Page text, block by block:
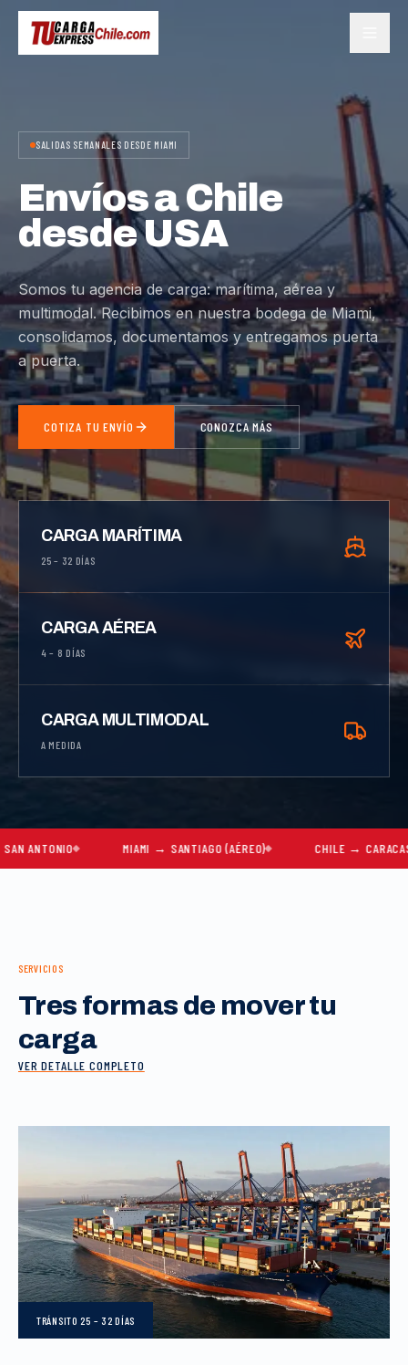
SALIDAS SEMANALES DESDE MIAMI
Envíos a Chile
desde USA
Somos tu agencia de carga: marítima, aérea y
multimodal. Recibimos en nuestra bodega de Miami,
consolidamos, documentamos y entregamos puerta
a puerta.
COTIZA TU ENVÍO CONOZCA MÁS
CARGA MARÍTIMA
25 – 32 DÍAS
CARGA AÉREA
4 – 8 DÍAS
CARGA MULTIMODAL
A MEDIDA
MIAMI → SANTIAGO (AÉREO) CHILE → CARACAS
SERVICIOS
Tres formas de mover tu
carga
VER DETALLE COMPLETO
TRÁNSITO 25 – 32 DÍAS